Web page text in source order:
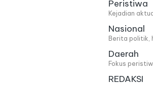
Peristiwa
Kejadian
Nasional
Berita politik,
Daerah
Fokus
REDAKSI